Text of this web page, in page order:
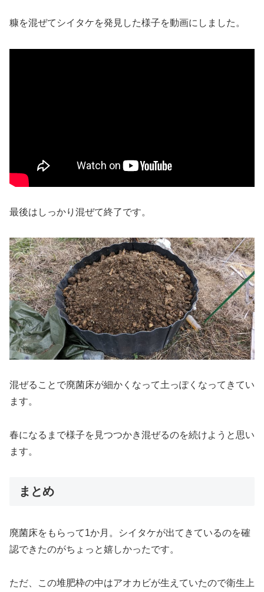
糠を混ぜてシイタケを発見した様子を動画にしました。
最後はしっかり混ぜて終了です。
混ぜることで廃菌床が細かくなって土っぽくなってきてい
ます。
春になるまで様子を見つつかき混ぜるのを続けようと思い
ます。
まとめ
廃菌床をもらって1か月。シイタケが出てきているのを確
認できたのがちょっと嬉しかったです。
ただ、この堆肥枠の中はアオカビが生えていたので衛生上